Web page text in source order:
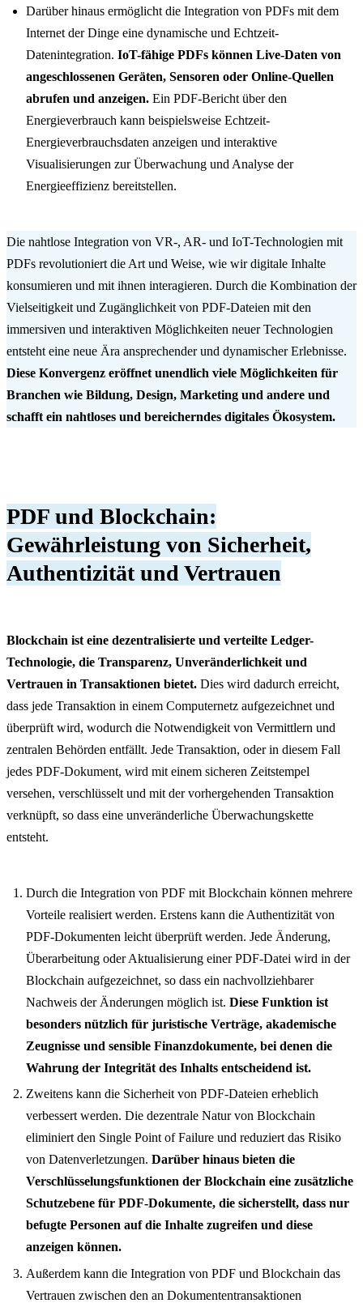
Darüber hinaus ermöglicht die Integration von PDFs mit dem
Internet der Dinge eine dynamische und Echtzeit-
Datenintegration. IoT-fähige PDFs können Live-Daten von
angeschlossenen Geräten, Sensoren oder Online-Quellen
abrufen und anzeigen. Ein PDF-Bericht über den
Energieverbrauch kann beispielsweise Echtzeit-
Energieverbrauchsdaten anzeigen und interaktive
Visualisierungen zur Überwachung und Analyse der
Energieeffizienz bereitstellen.
Die nahtlose Integration von VR-, AR- und IoT-Technologien mit
PDFs revolutioniert die Art und Weise, wie wir digitale Inhalte
konsumieren und mit ihnen interagieren. Durch die Kombination der
Vielseitigkeit und Zugänglichkeit von PDF-Dateien mit den
immersiven und interaktiven Möglichkeiten neuer Technologien
entsteht eine neue Ära ansprechender und dynamischer Erlebnisse.
Diese Konvergenz eröffnet unendlich viele Möglichkeiten für
Branchen wie Bildung, Design, Marketing und andere und
schafft ein nahtloses und bereicherndes digitales Ökosystem.
PDF und Blockchain:
Gewährleistung von Sicherheit,
Authentizität und Vertrauen
Blockchain ist eine dezentralisierte und verteilte Ledger-
Technologie, die Transparenz, Unveränderlichkeit und
Vertrauen in Transaktionen bietet. Dies wird dadurch erreicht,
dass jede Transaktion in einem Computernetz aufgezeichnet und
überprüft wird, wodurch die Notwendigkeit von Vermittlern und
zentralen Behörden entfällt. Jede Transaktion, oder in diesem Fall
jedes PDF-Dokument, wird mit einem sicheren Zeitstempel
versehen, verschlüsselt und mit der vorhergehenden Transaktion
verknüpft, so dass eine unveränderliche Überwachungskette
entsteht.
Durch die Integration von PDF mit Blockchain können mehrere
Vorteile realisiert werden. Erstens kann die Authentizität von
PDF-Dokumenten leicht überprüft werden. Jede Änderung,
Überarbeitung oder Aktualisierung einer PDF-Datei wird in der
Blockchain aufgezeichnet, so dass ein nachvollziehbarer
Nachweis der Änderungen möglich ist. Diese Funktion ist
besonders nützlich für juristische Verträge, akademische
Zeugnisse und sensible Finanzdokumente, bei denen die
Wahrung der Integrität des Inhalts entscheidend ist.
Zweitens kann die Sicherheit von PDF-Dateien erheblich
verbessert werden. Die dezentrale Natur von Blockchain
eliminiert den Single Point of Failure und reduziert das Risiko
von Datenverletzungen. Darüber hinaus bieten die
Verschlüsselungsfunktionen der Blockchain eine zusätzliche
Schutzebene für PDF-Dokumente, die sicherstellt, dass nur
befugte Personen auf die Inhalte zugreifen und diese
anzeigen können.
Außerdem kann die Integration von PDF und Blockchain das
Vertrauen zwischen den an Dokumententransaktionen